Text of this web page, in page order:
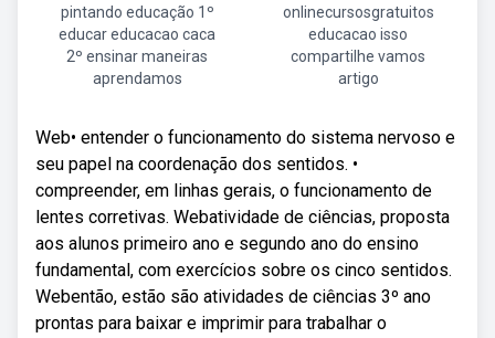
pintando educação 1º
educar educacao caca
2º ensinar maneiras
aprendamos
onlinecursosgratuitos
educacao isso
compartilhe vamos
artigo
Web• entender o funcionamento do sistema nervoso e
seu papel na coordenação dos sentidos. •
compreender, em linhas gerais, o funcionamento de
lentes corretivas. Webatividade de ciências, proposta
aos alunos primeiro ano e segundo ano do ensino
fundamental, com exercícios sobre os cinco sentidos.
Webentão, estão são atividades de ciências 3º ano
prontas para baixar e imprimir para trabalhar o